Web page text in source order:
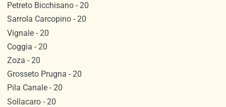
Petreto Bicchisano - 20
Sarrola Carcopino - 20
Vignale - 20
Coggia - 20
Zoza - 20
Grosseto Prugna - 20
Pila Canale - 20
Sollacaro - 20